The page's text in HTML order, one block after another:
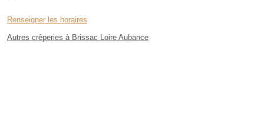
Renseigner les horaires
Autres crêperies à Brissac Loire Aubance